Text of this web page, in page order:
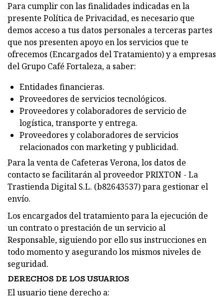
Para cumplir con las finalidades indicadas en la
presente Política de Privacidad, es necesario que
demos acceso a tus datos personales a terceras partes
que nos presenten apoyo en los servicios que te
ofrecemos (Encargados del Tratamiento) y a empresas
del Grupo Café Fortaleza, a saber:
Entidades financieras.
Proveedores de servicios tecnológicos.
Proveedores y colaboradores de servicio de
logística, transporte y entrega.
Proveedores y colaboradores de servicios
relacionados con marketing y publicidad.
Para la venta de Cafeteras Verona, los datos de
contacto se facilitarán al proveedor PRIXTON - La
Trastienda Digital S.L. (b82643537) para gestionar el
envío.
Los encargados del tratamiento para la ejecución de
un contrato o prestación de un servicio al
Responsable, siguiendo por ello sus instrucciones en
todo momento y asegurando los mismos niveles de
seguridad.
DERECHOS DE LOS USUARIOS
El usuario tiene derecho a: